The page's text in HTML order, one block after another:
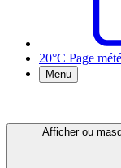
20°C Page
Menu
Afficher ou